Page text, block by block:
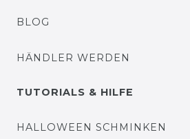
BLOG
HÄNDLER WERDEN
TUTORIALS & HILFE
HALLOWEEN SCHMINKEN